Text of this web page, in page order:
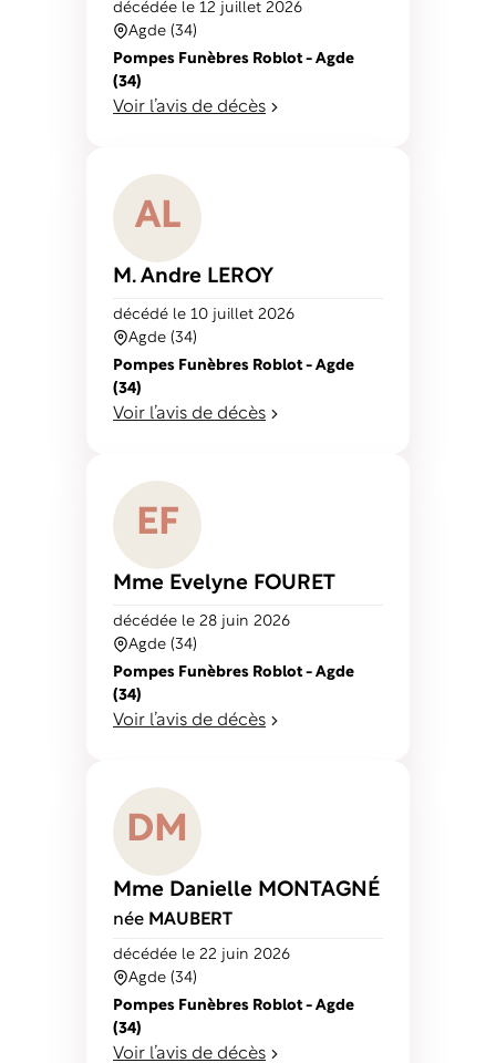
Agde (34)
décédée le 12 juillet 2026
Pompes Funèbres Roblot - Agde
(34)
Voir l’avis de décès
AL
M. Andre LEROY
Agde (34)
décédé le 10 juillet 2026
Pompes Funèbres Roblot - Agde
(34)
Voir l’avis de décès
E F
Mme Evelyne FOURET
Agde (34)
décédée le 28 juin 2026
Pompes Funèbres Roblot - Agde
(34)
Voir l’avis de décès
D M
Mme Danielle MONTAGNÉ
née MAUBERT
Agde (34)
décédée le 22 juin 2026
Pompes Funèbres Roblot - Agde
(34)
Voir l’avis de décès